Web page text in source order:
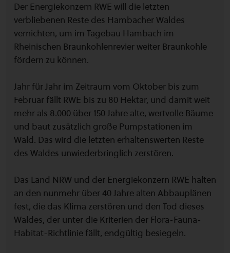
Der Energiekonzern RWE will die letzten
verbliebenen Reste des Hambacher Waldes
vernichten, um im Tagebau Hambach im
Rheinischen Braunkohlenrevier weiter Braunkohle
fördern zu können.
Jahr für Jahr im Zeitraum vom Oktober bis zum
Februar fällt RWE bis zu 80 Hektar, und damit weit
mehr als 8.000 über 150 Jahre alte, wertvolle Bäume
und baut zusätzlich große Pumpstationen im
Wald. Das wird die letzten erhaltenswerten Reste
des Waldes unwiederbringlich zerstören.
Das Land NRW und der Energiekonzern RWE halten
an den nunmehr über 40 Jahre alten Abbauplänen
fest, die das Klima zerstören und den Tod dieses
Waldes, der unter die Kriterien der Flora-Fauna-
Habitat-Richtlinie fällt, endgültig besiegeln.